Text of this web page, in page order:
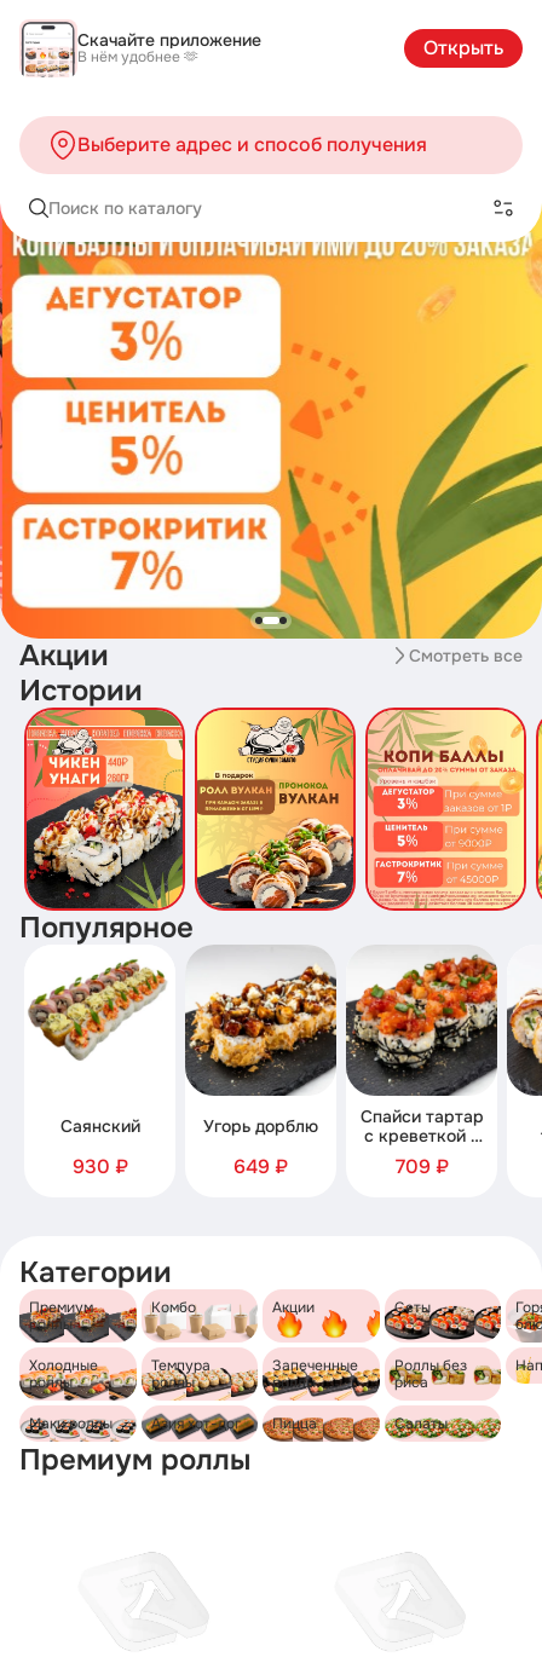
Скачайте приложение
В нём удобнее 🫶 Открыть
Выберите адрес и способ получения
Поиск по каталогу
Акции Смотреть все
Истории
Популярное
Саянский
930 ₽
Угорь дорблю
649 ₽
Спайси тартар
с креветкой и
семгой
709 ₽
Категории
Премиум
роллы
Комбо Акции Сеты
Холодные
роллы
Темпура
роллы
Запеченные
роллы
Роллы без
риса
Маки роллы Азия хот-дог Пицца Салаты
Премиум роллы